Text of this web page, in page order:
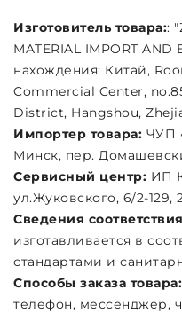
Изготовитель товара::
MATERIAL IMPORT AND
нахождения: Китай,
Commercial Center,
District, Hangshou,
Импортер товара: ЧУП
Минск, пер.
Сервисный центр: ИП
ул.Жуковского, 6/2-129,
Сведения
изготавливается в
стандартами и
Способы заказа товара:
телефон, мессенджер,